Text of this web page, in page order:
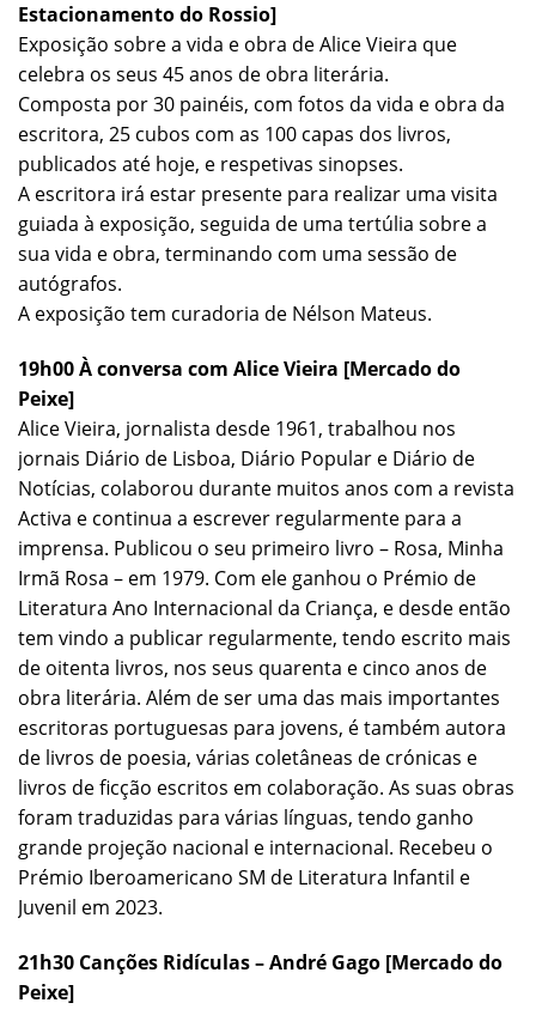
Estacionamento do Rossio]
Exposição sobre a vida e obra de Alice Vieira que
celebra os seus 45 anos de obra literária.
Composta por 30 painéis, com fotos da vida e obra da
escritora, 25 cubos com as 100 capas dos livros,
publicados até hoje, e respetivas sinopses.
A escritora irá estar presente para realizar uma visita
guiada à exposição, seguida de uma tertúlia sobre a
sua vida e obra, terminando com uma sessão de
autógrafos.
A exposição tem curadoria de Nélson Mateus.
19h00À conversa com Alice Vieira [Mercado do
Peixe]
Alice Vieira, jornalista desde 1961, trabalhou nos
jornais Diário de Lisboa, Diário Popular e Diário de
Notícias, colaborou durante muitos anos com a revista
Activa e continua a escrever regularmente para a
imprensa. Publicou o seu primeiro livro – Rosa, Minha
Irmã Rosa – em 1979. Com ele ganhou o Prémio de
Literatura Ano Internacional da Criança, e desde então
tem vindo a publicar regularmente, tendo escrito mais
de oitenta livros, nos seus quarenta e cinco anos de
obra literária. Além de ser uma das mais importantes
escritoras portuguesas para jovens, é também autora
de livros de poesia, várias coletâneas de crónicas e
livros de ficção escritos em colaboração. As suas obras
foram traduzidas para várias línguas, tendo ganho
grande projeção nacional e internacional. Recebeu o
Prémio Iberoamericano SM de Literatura Infantil e
Juvenil em 2023.
21h30 Canções Ridículas – André Gago [Mercado do
Peixe]